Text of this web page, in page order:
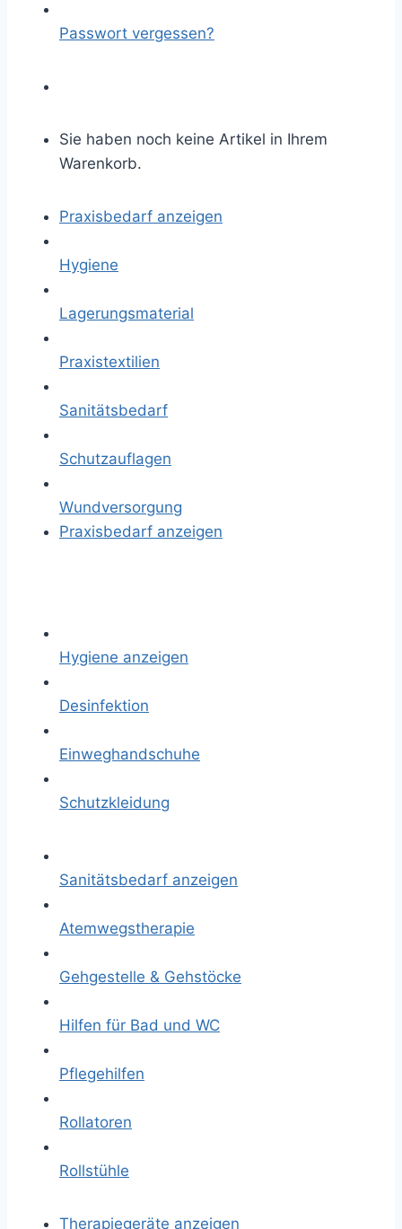
Passwort vergessen?
Sie haben noch keine Artikel in Ihrem
Warenkorb.
Praxisbedarf anzeigen
Hygiene
Lagerungsmaterial
Praxistextilien
Sanitätsbedarf
Schutzauflagen
Wundversorgung
Praxisbedarf anzeigen
Hygiene anzeigen
Desinfektion
Einweghandschuhe
Schutzkleidung
Sanitätsbedarf anzeigen
Atemwegstherapie
Gehgestelle & Gehstöcke
Hilfen für Bad und WC
Pflegehilfen
Rollatoren
Rollstühle
Therapiegeräte anzeigen